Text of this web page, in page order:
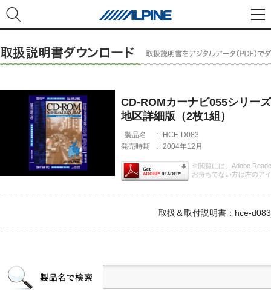
CD-ROMカーナビ055シリ
地区詳細版（2枚1組）
製品名 :
HCE-D083
発売時期
: 2004年12月
※閲覧には、Adobe
お持ちでない方は左のア
取扱＆取付説明書：hce-